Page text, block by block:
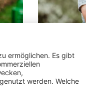
Meine